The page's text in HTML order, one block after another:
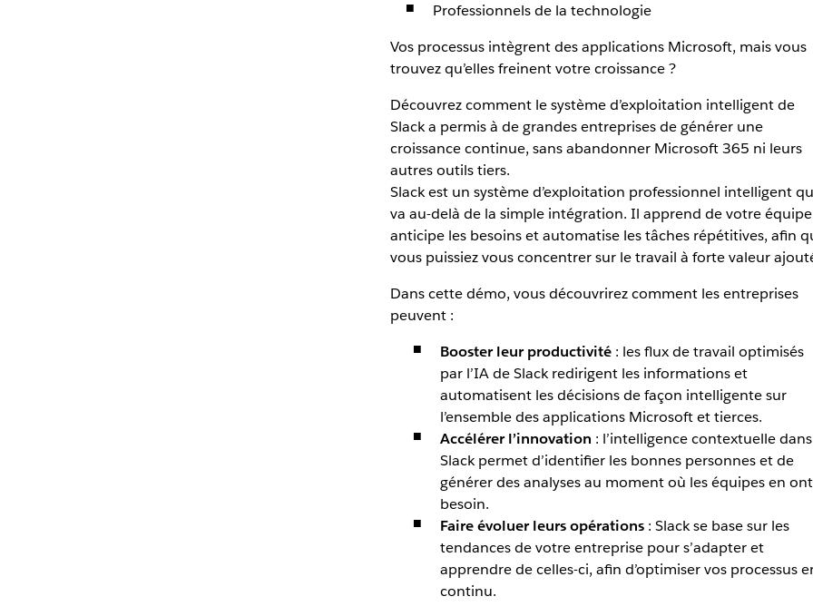
Professionnels de la technologie
Vos processus intègrent des applications Microsoft, mais vous
trouvez qu’elles freinent votre croissance ?
Découvrez comment le système d’exploitation intelligent de
Slack a permis à de grandes entreprises de générer une
croissance continue, sans abandonner Microsoft 365 ni leurs
autres outils tiers.
Slack est un système d’exploitation professionnel intelligent
va au-delà de la simple intégration. Il apprend de votre
anticipe les besoins et automatise les tâches répétitives, afin
vous puissiez vous concentrer sur le travail à forte valeur
Dans cette démo, vous découvrirez comment les entreprises
peuvent :
Booster leur productivité: les flux de travail optimisés
par l’IA de Slack redirigent les informations et
automatisent les décisions de façon intelligente sur
l’ensemble des applications Microsoft et tierces.
Accélérer l’innovation : l’intelligence contextuelle dans
Slack permet d’identifier les bonnes personnes et de
générer des analyses au moment où les équipes en ont
besoin.
Faire évoluer leurs opérations: Slack se base sur les
tendances de votre entreprise pour s’adapter et
apprendre de celles-ci, afin d’optimiser vos processus
continu.